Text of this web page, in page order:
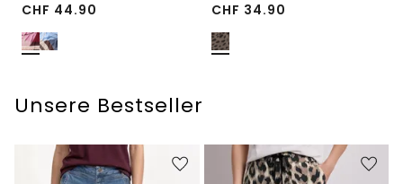
CHF 44.90
CHF 34.90
Unsere Bestseller